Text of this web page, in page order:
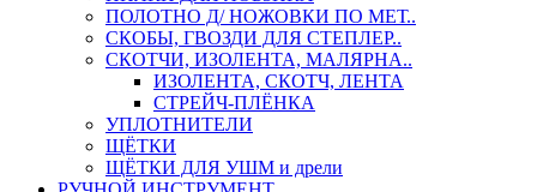
ПОЛОТНО Д/ НОЖОВКИ ПО МЕТ..
СКОБЫ, ГВОЗДИ ДЛЯ СТЕПЛЕР..
СКОТЧИ, ИЗОЛЕНТА, МАЛЯРНА..
ИЗОЛЕНТА, СКОТЧ, ЛЕНТА
СТРЕЙЧ-ПЛЁНКА
УПЛОТНИТЕЛИ
ЩЁТКИ
ЩЁТКИ ДЛЯ УШМ и дрели